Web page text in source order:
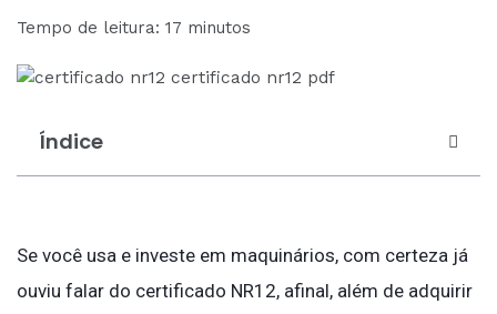
Tempo de leitura: 17 minutos
Índice
Se você usa e investe em maquinários, com certeza já
ouviu falar do certificado NR12, afinal, além de adquirir